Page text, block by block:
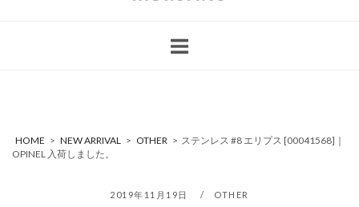
HOME > NEW ARRIVAL > OTHER > ステンレス #8 エリプス [00041568]｜
OPINEL 入荷しました。
2019年11月19日 OTHER